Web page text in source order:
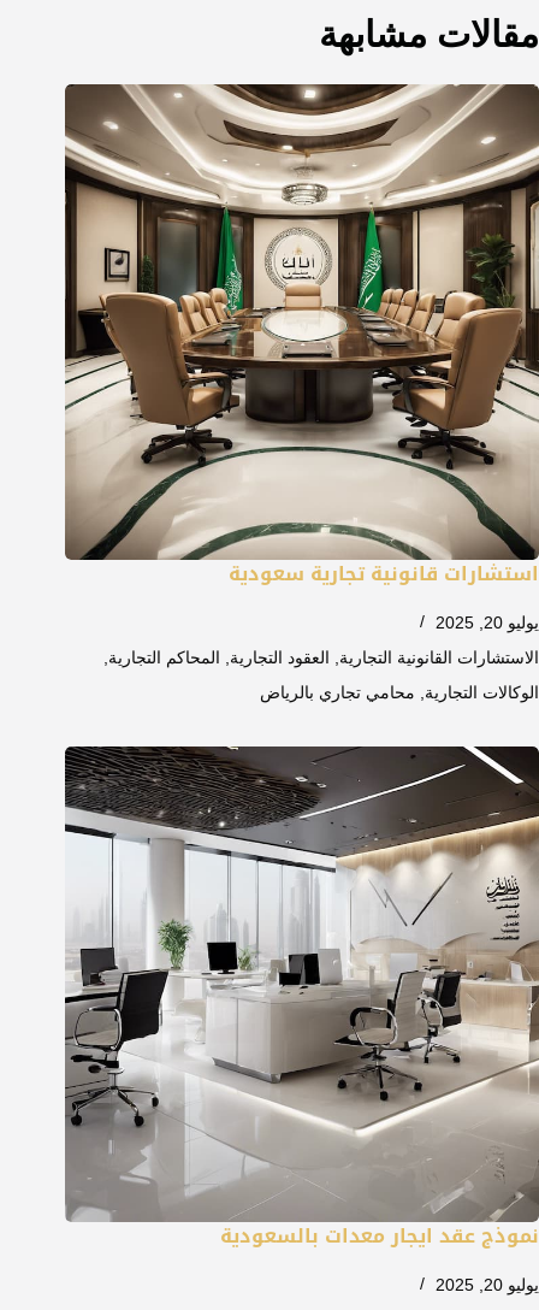
مقالات مشابهة
استشارات قانونية تجارية سعودية
يوليو 20, 2025
الاستشارات القانونية التجارية, العقود التجارية, المحاكم التجارية,
الوكالات التجارية, محامي تجاري بالرياض
نموذج عقد ايجار معدات بالسعودية
يوليو 20, 2025